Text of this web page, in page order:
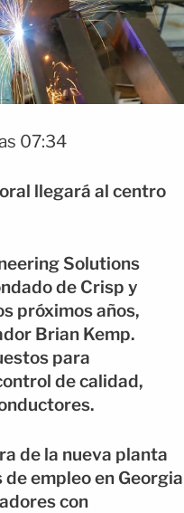
07:34
llegará al centro
Solutions
de Crisp y
próximos años,
Brian Kemp.
para
de calidad,
de la nueva planta
empleo en Georgia
con